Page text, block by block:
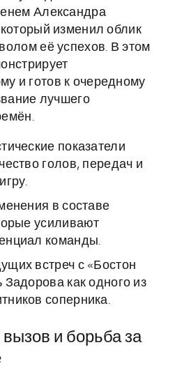
Александра
изменил облик
её успехов. В этом
и готов к очередному
лучшего
показатели
голов, передач и
в составе
усиливают
команды.
встреч с «Бостон
как одного из
соперника.
и борьба за